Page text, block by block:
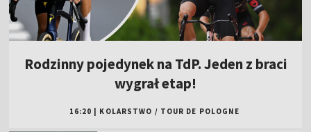
Rodzinny pojedynek na TdP. Jeden z braci
wygrał etap!
16:20 KOLARSTWO / TOUR DE POLOGNE